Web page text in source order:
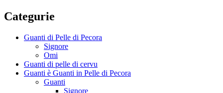
Categurie
Guanti di Pelle di Pecora
Signore
Omi
Guanti di pelle di cervu
Guanti è Guanti in Pelle di Pecora
Guanti
Signore